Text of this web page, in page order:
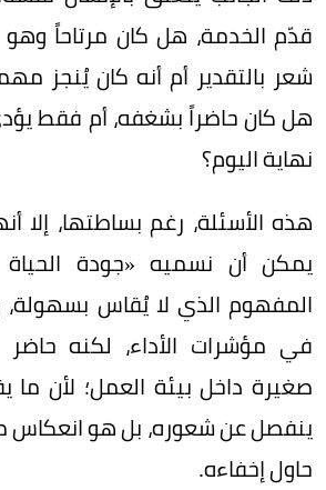
قدّم الخدمة، هل كان مرتاحاً
شعر بالتقدير أم أنه كان يُنجز
هل كان حاضراً بشغفه، أم فقط
نهاية اليوم؟
هذه الأسئلة، رغم بساطتها،
يمكن أن نسميه «جودة الحياة
المفهوم الذي لا يُقاس
في مؤشرات الأداء، لكنه
صغيرة داخل بيئة العمل؛ لأن
ينفصل عن شعوره، بل هو انعكاس
حاول إخفاءه.